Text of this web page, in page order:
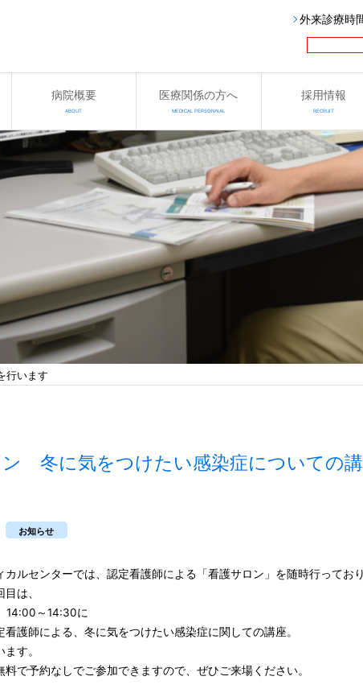
外来診療時
病院概要
ABOUT
医療関係の方へ
MEDICAL PERSONNAL
採用情報
RECRUIT
行います
冬に気をつけたい感染症についての
お知らせ
カルセンターでは、認定看護師による「看護サロン」を随時行っており
は、
14:00～14:30に
護師による、冬に気をつけたい感染症に関しての講座。
す。
料で予約なしでご参加できますので、ぜひご来場ください。